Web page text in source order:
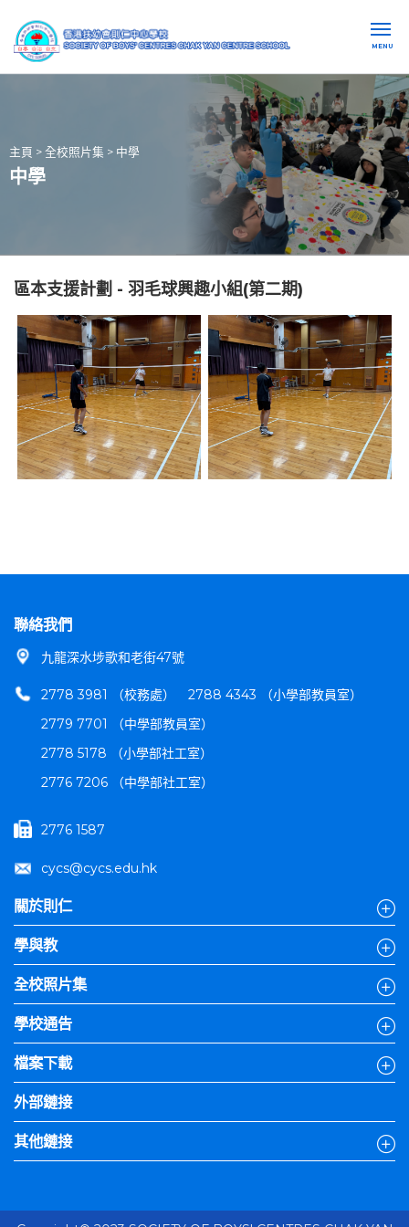
MENU
主頁 > 全校照片集 > 中學
中學
區本支援計劃 - 羽毛球興趣小組(第二期)
聯絡我們
九龍深水埗歌和老街47號
2778 3981 （校務處）
2788 4343 （小學部教員室）
2779 7701 （中學部教員室）
2778 5178 （小學部社工室）
2776 7206 （中學部社工室）
2776 1587
cycs@cycs.edu.hk
關於則仁
學與教
全校照片集
學校通告
檔案下載
外部鏈接
其他鏈接